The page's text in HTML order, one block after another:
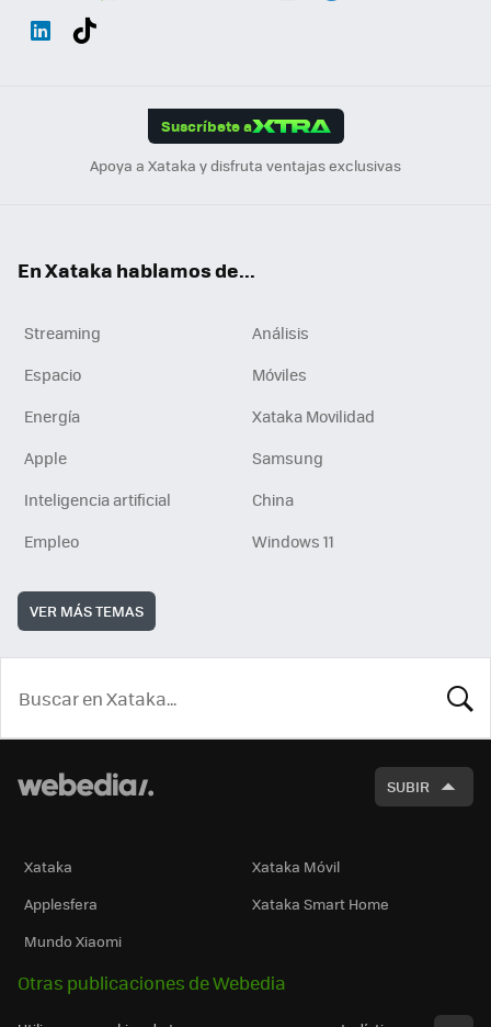
Suscríbete a
Apoya a Xataka y disfruta ventajas exclusivas
En Xataka hablamos de...
Streaming
Análisis
Espacio
Móviles
Energía
Xataka Movilidad
Apple
Samsung
Inteligencia artificial
China
Empleo
Windows 11
VER MÁS TEMAS
SUBIR
Xataka
Xataka Móvil
Applesfera
Xataka Smart Home
Mundo Xiaomi
Otras publicaciones de Webedia